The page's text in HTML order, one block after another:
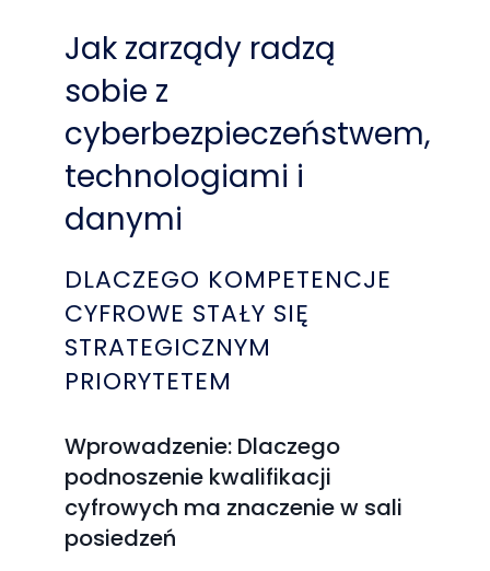
Jak zarządy radzą
sobie z
cyberbezpieczeństwem,
technologiami i
danymi
DLACZEGO KOMPETENCJE
CYFROWE STAŁY SIĘ
STRATEGICZNYM
PRIORYTETEM
Wprowadzenie: Dlaczego
podnoszenie kwalifikacji
cyfrowych ma znaczenie w sali
posiedzeń